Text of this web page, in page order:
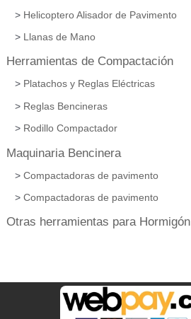
Helicoptero Alisador de Pavimento
Llanas de Mano
Herramientas de Compactación
Platachos y Reglas Eléctricas
Reglas Bencineras
Rodillo Compactador
Maquinaria Bencinera
Compactadoras de pavimento
Compactadoras de pavimento
Otras herramientas para Hormigón